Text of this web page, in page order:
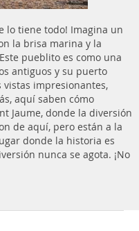
lo tiene todo! Imagina un
la brisa marina y la
pueblito es como una
antiguos y su puerto
vistas impresionantes,
aquí saben cómo
Jaume, donde la diversión
de aquí, pero están a la
donde la historia es
nunca se agota. ¡No